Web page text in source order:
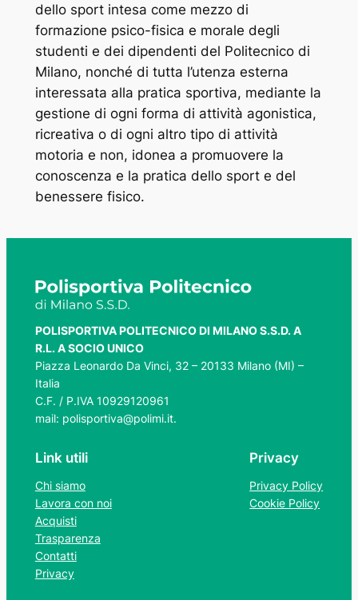
dello sport intesa come mezzo di
formazione psico-fisica e morale degli
studenti e dei dipendenti del Politecnico di
Milano, nonché di tutta l’utenza esterna
interessata alla pratica sportiva, mediante la
gestione di ogni forma di attività agonistica,
ricreativa o di ogni altro tipo di attività
motoria e non, idonea a promuovere la
conoscenza e la pratica dello sport e del
benessere fisico.
POLISPORTIVA POLITECNICO DI MILANO S.S.D. A
R.L. A SOCIO UNICO
Piazza Leonardo Da Vinci, 32 – 20133 Milano (MI) –
Italia
C.F. / P.IVA 10929120961
mail: polisportiva@polimi.it.
Link utili
Chi siamo
Lavora con noi
Acquisti
Trasparenza
Contatti
Privacy
Privacy
Privacy Policy
Cookie Policy